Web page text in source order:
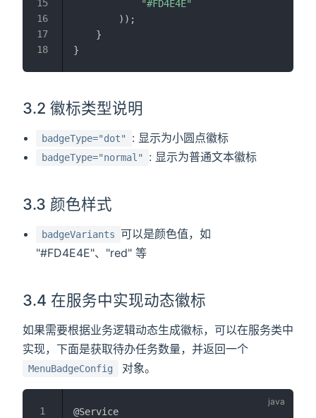
"#FD4E4E"
) ) ;
}
}
3.2 徽标类型说明
badgeType="dot" : 显示为小圆点徽标
badgeType="normal" : 显示为普通文本徽标
3.3 颜色样式
badgeVariants
可以是颜色值，如
"#FD4E4E"、"red" 等
3.4 在服务中实现动态徽标
如果需要根据业务逻辑动态生成徽标，可以在服务类中
实现，下面是获取待办任务数量，并返回一个
MenuBadgeConfig 对象。
@Service